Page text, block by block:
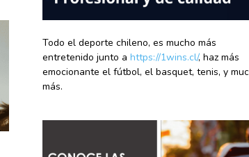
Todo el deporte chileno, es mucho más
entretenido junto a https://1wins.cl/, haz más
emocionante el fútbol, el basquet, tenis, y
más.